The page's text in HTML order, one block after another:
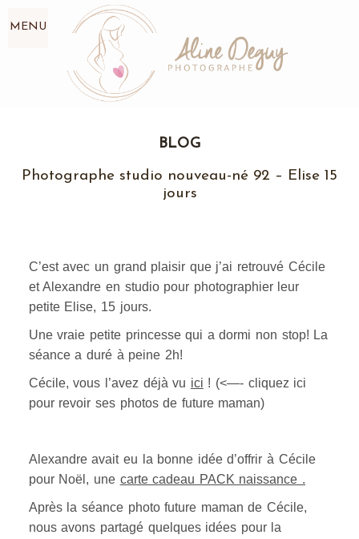
MENU
BLOG
Photographe studio nouveau-né 92 – Elise 15
jours
C’est avec un grand plaisir que j’ai retrouvé Cécile
et Alexandre en studio pour photographier leur
petite Elise, 15 jours.
Une vraie petite princesse qui a dormi non stop! La
séance a duré à peine 2h!
Cécile, vous l’avez déjà vu ici ! (<—- cliquez ici
pour revoir ses photos de future maman)
Alexandre avait eu la bonne idée d’offrir à Cécile
pour Noël, une carte cadeau PACK naissance .
Après la séance photo future maman de Cécile,
nous avons partagé quelques idées pour la